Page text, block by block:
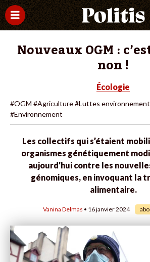
Nouveaux OGM :
non !
Écologie
#OGM #Agriculture#Luttes
#Environnement
Les collectifs qui s’étaient
organismes génétiquement
aujourd’hui contre les
génomiques, en invoquant la
alimentaire.
Vanina Delmas • 16 janvier 2024